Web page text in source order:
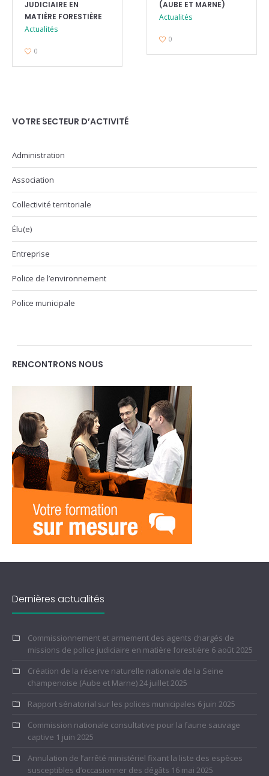
JUDICIAIRE EN
MATIÈRE FORESTIÈRE
Actualités
0
(AUBE ET MARNE)
Actualités
0
VOTRE SECTEUR D’ACTIVITÉ
Administration
Association
Collectivité territoriale
Élu(e)
Entreprise
Police de l’environnement
Police municipale
RENCONTRONS NOUS
Dernières actualités
Commissionnement et armement des agents chargés de
missions de police judiciaire en matière forestière 6 août 2025
Création de la réserve naturelle nationale de la Seine
champenoise (Aube et Marne)24 juillet 2025
Rapport sénatorial sur les polices municipales 6 juin 2025
Commission nationale consultative pour la faune sauvage
captive 1 juin 2025
Annulation de l’arrêté ministériel fixant la liste des espèces
susceptibles d’occasionner des dégâts 16 mai 2025